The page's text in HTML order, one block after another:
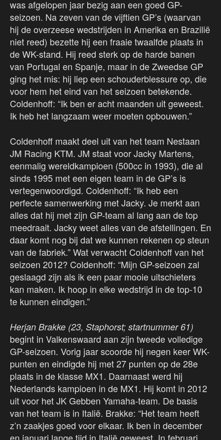
was afgelopen jaar bezig aan een goed GP-
seizoen. Na zeven van de vijftien GP’s (waarvan
hij de overzeese wedstrijden in Amerika en Brazilië
niet reed) bezette hij een fraaie twaalfde plaats in
de WK-stand. Hij reed sterk op de harde banen
van Portugal en Spanje, maar in de Zweedse GP
ging het mis: hij liep een schouderblessure op, die
voor hem het eind van het seizoen betekende.
Coldenhoff: “Ik ben er acht maanden uit geweest.
Ik heb het langzaam weer moeten opbouwen.”
Coldenhoff maakt deel uit van het team Nestaan
JM Racing KTM. JM staat voor Jacky Martens,
eenmalig wereldkampioen (500cc in 1993), die al
sinds 1995 met een eigen team in de GP’s is
vertegenwoordigd. Coldenhoff: “Ik heb een
perfecte samenwerking met Jacky. Je merkt aan
alles dat hij met zijn GP-team al lang aan de top
meedraait. Jacky weet alles van de afstellingen. En
daar komt nog bij dat we kunnen rekenen op steun
van de fabriek.” Wat verwacht Coldenhoff van het
seizoen 2012? Coldenhoff: “Mijn GP-seizoen zal
geslaagd zijn als ik een paar mooie uitschieters
kan maken. Ik hoop in elke wedstrijd in de top-10
te kunnen eindigen.”
Herjan Brakke (23, Staphorst; startnummer 61)
begint in Valkenswaard aan zijn tweede volledige
GP-seizoen. Vorig jaar scoorde hij negen keer WK-
punten en eindigde hij met 27 punten op de 28e
plaats in de klasse MX1. Daarnaast werd hij
Nederlands kampioen in de MX1. Hij komt in 2012
uit voor het JK Gebben Yamaha-team. De basis
van het team is in Italië. Brakke: “Het team heeft
z’n zaakjes goed voor elkaar. Ik ben in december